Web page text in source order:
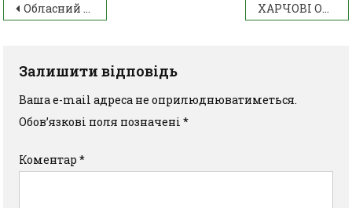
Обласний конкурс буктрейлерів ХАРЧОВІ ОТРУЄННЯ ТА ХАРЧОВІ ІНТОКСИКАЦІЇ, ПРИЧИНИ ВИНИКНЕННЯ ТА ЗАХОДИ ПРФІЛАКТИКИ
Залишити відповідь
Ваша e-mail адреса не оприлюднюватиметься.
Обов’язкові поля позначені*
Коментар*